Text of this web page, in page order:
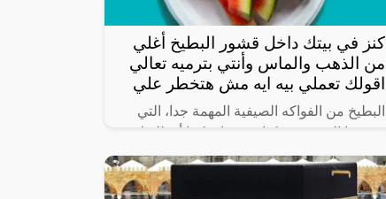
كنز في بيتك داخل قشور البطيخ أغلي
من الذهب والماس وأنتي بترميه تعالي
اقولك تعملي بيه ايه مش هتخطر علي
البطيخ من الفواكه الصيفية المهمة جدا، التي
يعشقها الجميع من كبار وصغار، كما أن للبطيخ
العديد من الفوائد حيث أن البطيخ يمد الجسم
بالفيتامينات والألياف الهامة